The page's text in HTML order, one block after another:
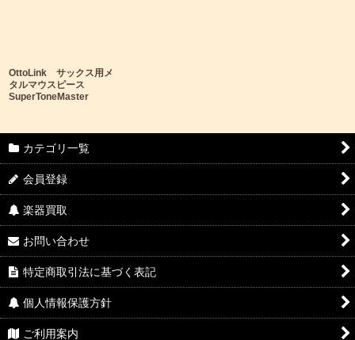
OttoLink サックス用メ
タルマウスピース
SuperToneMaster
カテゴリ一覧
会員登録
楽器買取
お問い合わせ
特定商取引法に基づく表記
個人情報保護方針
ご利用案内